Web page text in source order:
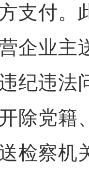
支付。
企业主
纪违法
除党籍
检察机